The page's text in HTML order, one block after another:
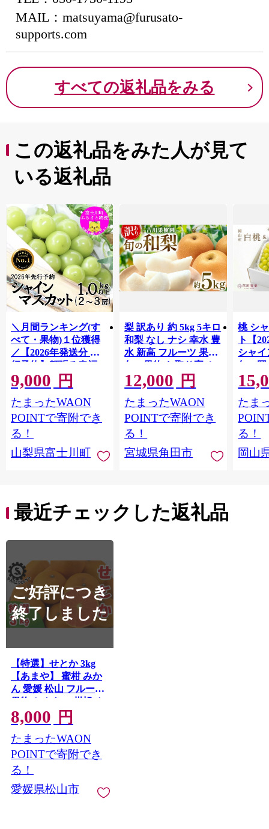
MAIL：matsuyama@furusato-
supports.com
すべての返礼品をみる
この返礼品をみた人が見て
いる返礼品
＼月間ランキング(す
べて・果物)１位獲得
／【2026年発送分 先
行予約】頬張る幸福
感 〜緑の宝石・ シ
ャインマスカット 〜
１ｋｇ以上（２〜３
房） フルーツ 山梨県
産 果物 くだもの シャ
イン マスカット ぶど
う ブドウ 葡萄 大粒 種
9,000 円
たまったWAON
POINTで寄附でき
る！
山梨県富士川町
梨 訳あり 約 5kg 5キロ
和梨 なし ナシ 幸水 豊
水 新高 フルーツ 果物
旬の果物 お取り寄せ
グルメ 美味しい 甘い
人気 おすすめ 吉川果
樹園 宮城県 角田市
【先行予約（2026年発
送分）】
12,000 円
たまったWAON
POINTで寄附でき
る！
宮城県角田市
桃 シ
ト【
シャ
旬の
品｜
もも 桃
旬 シ
ト 果
ーチ
限定
momo
たま
る！
岡山
最近チェックした返礼品
ご好評につき
終了しました
【特選】せとか 3kg
【あまや】 蜜柑 みか
ん 愛媛 松山 フルーツ
果物 かんきつ 柑橘 カ
ンキツ ミカン mikan
mican くだもの 3キロ
数量限定 期間限定 送
料無料
8,000 円
たまったWAON
POINTで寄附でき
る！
愛媛県松山市